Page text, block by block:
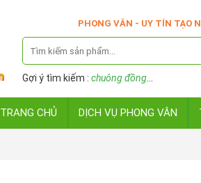
PHONG VÂN - UY TÍN TẠO
Gợi ý tìm kiếm : chuông đồng
TRANG CHỦ DỊCH VỤ PHONG VÂN